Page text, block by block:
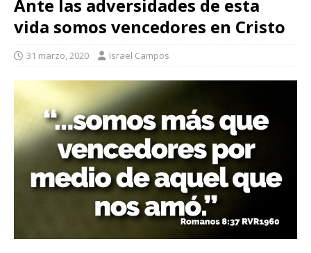
Ante las adversidades de esta
vida somos vencedores en Cristo
31 marzo, 2020 Israel Campos